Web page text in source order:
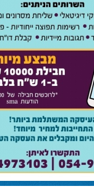
ולהצביע ולהשפיע
ולהשפיע בבחירות המוניציפליות
ניר ברקת ניצח את הבחירות בעכו ויכהן
שבע
מחל למועצת העיר זכה במנדט אחד
לא הצליח להיבחר.
את הימין או השמאל? האם ההסכם חוקי
עוד שנה בחירות בליכוד העולמי .